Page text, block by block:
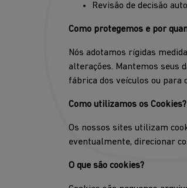
Revisão de decisão
Como protegemos e por
Nós adotamos rígidas
alterações. Mantemos seus
fábrica dos veículos ou para
Como utilizamos os Cookies?
Os nossos sites utilizam
eventualmente, direcionar
O que são cookies?